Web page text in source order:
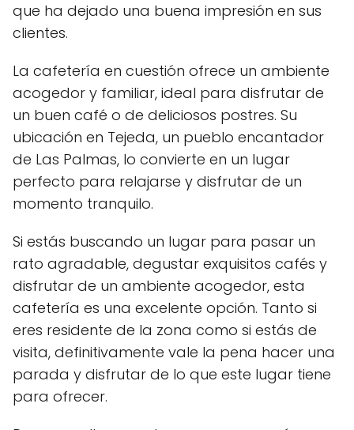
que ha dejado una buena impresión en sus
clientes.
La cafetería en cuestión ofrece un ambiente
acogedor y familiar, ideal para disfrutar de
un buen café o de deliciosos postres. Su
ubicación en Tejeda, un pueblo encantador
de Las Palmas, lo convierte en un lugar
perfecto para relajarse y disfrutar de un
momento tranquilo.
Si estás buscando un lugar para pasar un
rato agradable, degustar exquisitos cafés y
disfrutar de un ambiente acogedor, esta
cafetería es una excelente opción. Tanto si
eres residente de la zona como si estás de
visita, definitivamente vale la pena hacer una
parada y disfrutar de lo que este lugar tiene
para ofrecer.